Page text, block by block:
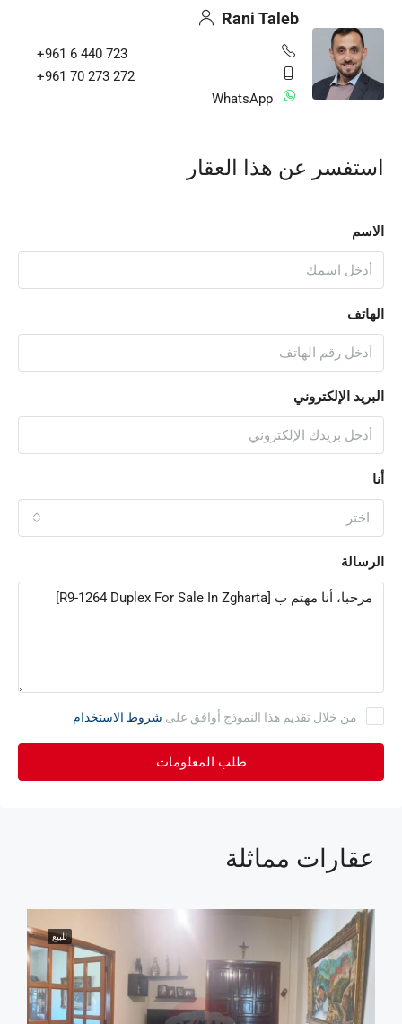
Rani Taleb
+961 6 440 723
+961 70 273 272
WhatsApp
استفسر عن هذا العقار
الاسم
الهاتف
البريد الإلكتروني
أنا
اختر
الرسالة
من خلال تقديم هذا النموذج أوافق على شروط الاستخدام
طلب المعلومات
عقارات مماثلة
للبيع